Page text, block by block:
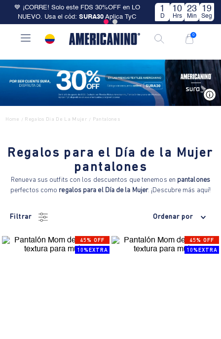
💙 ¡CORRE! Solo este FDS 30%OFF en LO
NUEVO. Usa el cód: SURA30 Aplica TyC
1
D
10
Hrs
23
Min
18
Seg
0
Home / Regalos Dia De La Mujer / Pantalones
Regalos para el Día de la Mujer
pantalones
Renueva sus outfits con los descuentos que tenemos en pantalones
perfectos como regalos para el Día de la Mujer. ¡Descubre más aquí!
Filtrar Ordenar por
45% OFF
10%EXTRA
45% OFF
10%EXTRA